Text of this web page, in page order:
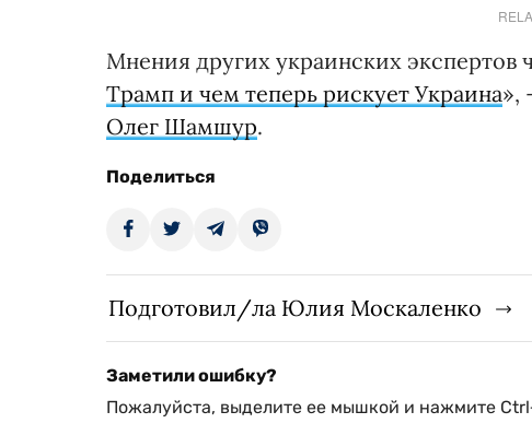
Мнения других украинских экспертов
Трамп и чем теперь рискует Украина»,
Олег Шамшур.
Поделиться
Подготовил/ла Юлия Москаленко
Заметили ошибку?
Пожалуйста, выделите ее мышкой и нажмите